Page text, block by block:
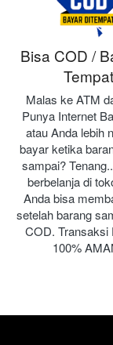
Bisa COD /
Tempat
Malas ke ATM
Punya Internet
atau Anda lebih
bayar ketika
sampai?
berbelanja di
Anda bisa
setelah barang
COD. Transaksi
100%